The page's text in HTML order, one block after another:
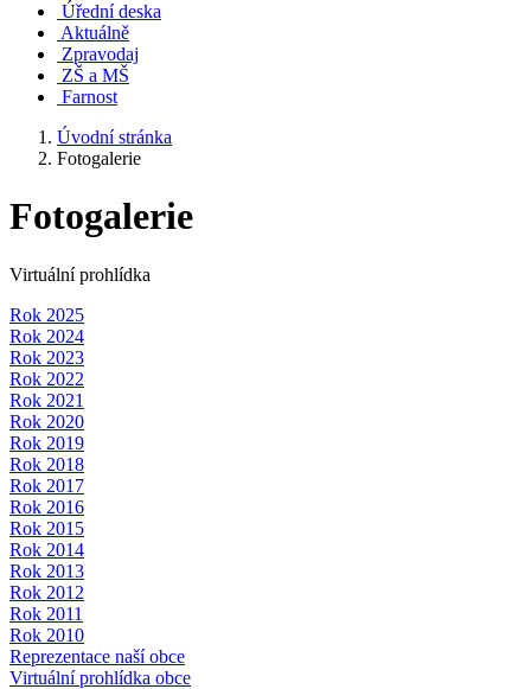
Úřední deska
Aktuálně
Zpravodaj
ZŠ a MŠ
Farnost
Úvodní stránka
Fotogalerie
Fotogalerie
Virtuální prohlídka
Rok 2025
Rok 2024
Rok 2023
Rok 2022
Rok 2021
Rok 2020
Rok 2019
Rok 2018
Rok 2017
Rok 2016
Rok 2015
Rok 2014
Rok 2013
Rok 2012
Rok 2011
Rok 2010
Reprezentace naší obce
Virtuální prohlídka obce